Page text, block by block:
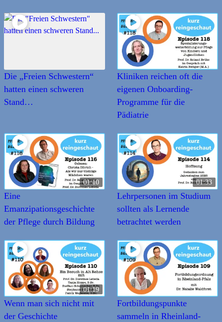
Die „Freien Schwestern“
hatten einen schweren
Stand…
Kliniken reichen oft die
eigenen Onboarding-
Programme für die
Pädiatrie
01:10
Eine
Emanzipationsgeschichte
der Pflege durch Bildung
01:33
Lehrpersonen im Studium
sollten als Lernende
betrachtet werden
01:19
Wenn man sich nicht mit
der Geschichte
Fortbildungspunkte
sammeln in Rheinland-